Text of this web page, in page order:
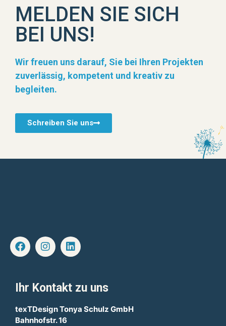
MELDEN SIE SICH
BEI UNS!
Wir freuen uns darauf, Sie bei Ihren Projekten
zuverlässig, kompetent und kreativ zu
begleiten.
Schreiben Sie uns
Ihr Kontakt zu uns
texTDesign Tonya Schulz GmbH
Bahnhofstr. 16